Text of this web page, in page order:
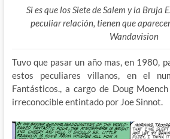
Si es que los Siete de Salem y la Bruja
peculiar relación, tienen que
Wandavision
Tuvo que pasar un año mas, en 1980,
estos peculiares villanos, en el
Fantásticos., a cargo de Doug
irreconocible entintado por Joe Sinnot.